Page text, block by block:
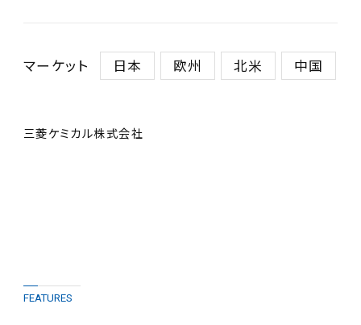
マーケット 日本 欧州 北米 中国
三菱ケミカル株式会社
FEATURES